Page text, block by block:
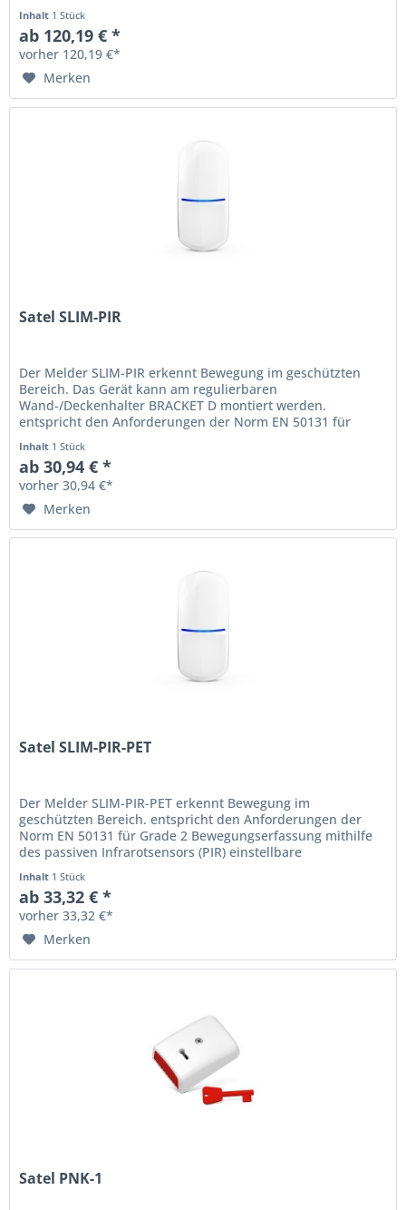
Inhalt 1 Stück
ab 120,19 € *
vorher 120,19 €*
Merken
Satel SLIM-PIR
Der Melder SLIM-PIR erkennt Bewegung im geschützten
Bereich. Das Gerät kann am regulierbaren
Wand-/Deckenhalter BRACKET D montiert werden.
entspricht den Anforderungen der Norm EN 50131 für
Inhalt 1 Stück
ab 30,94 € *
vorher 30,94 €*
Merken
Satel SLIM-PIR-PET
Der Melder SLIM-PIR-PET erkennt Bewegung im
geschützten Bereich. entspricht den Anforderungen der
Norm EN 50131 für Grade 2 Bewegungserfassung mithilfe
des passiven Infrarotsensors (PIR) einstellbare
Inhalt 1 Stück
ab 33,32 € *
vorher 33,32 €*
Merken
Satel PNK-1